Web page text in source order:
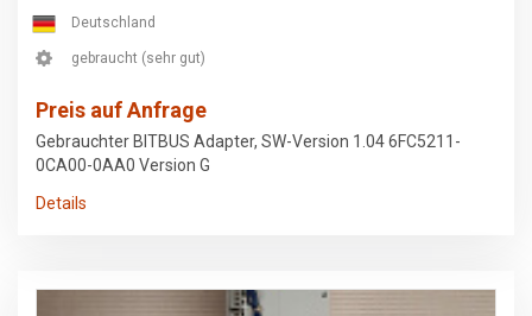
Deutschland
gebraucht (sehr gut)
Preis auf Anfrage
Gebrauchter BITBUS Adapter, SW-Version 1.04 6FC5211-
0CA00-0AA0 Version G
Details